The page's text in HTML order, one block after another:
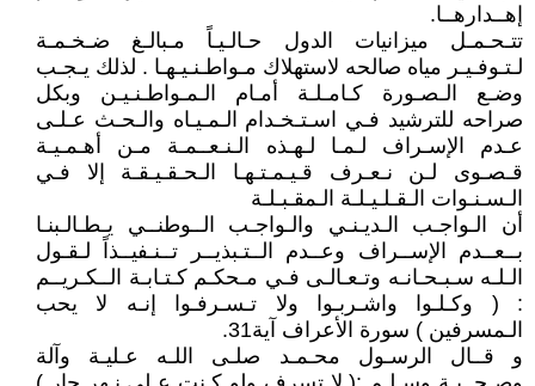
إهــدارهــا.
تتـحـمـل ميزانيات الدول حـالـيـاً مـبالـغ ضـخـمـة
لـتـوفـيـر مياه صالحه لاستهلاك مـواطـنـيـهـا . لذلك يـجـب
وضـع الـصـورة كـامـلـة أمـام الـمـواطـنـيـن وبكل
صراحه للترشيد فـي اسـتـخـدام الـمـيـاه والـحـث عـلـى
عـدم الإسـراف لـمـا لـهـذه الـنـعــمـة مـن أهـمـيـة
قـصـوى لـن نـعـرف قـيـمـتـهـا الـحـقـيـقـة إلا فـي
الـسـنـوات الـقـلـيـلـة الـمقـبـلـة
أن الـواجـب الـديـنـي والـواجـب الــوطنــي يـطـالـبنـا
بــعــدم الإســراف وعــدم الــتـبذيــر تــنـفيــذاً لـقـول
الـلـه سـبـحـانـه وتـعـالـى فـي مـحكـم كـتـابـة الــكـريــم
: ( وكـلـوا واشـربـوا ولا تـسـرفـوا إنـه لا يحب
الـمسرفين ) سورة الأعراف آية31.
و قــال الرسـول محـمـد صلـى اللـه عـليـة وآلة